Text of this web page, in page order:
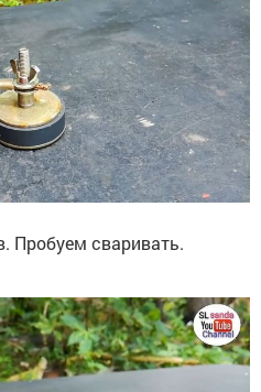
Пробуем сваривать.